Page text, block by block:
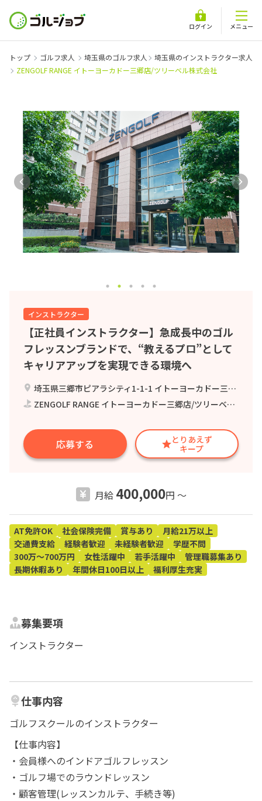
ログイン メニュー
トップ ゴルフ求人 埼玉県のゴルフ求人
埼玉県のインストラクター求人
ZENGOLF RANGE イトーヨーカドー三郷店/ツリーベル株式会社
インストラクター
【正社員インストラクター】急成長中のゴル
フレッスンブランドで、“教えるプロ”として
キャリアアップを実現できる環境へ
埼玉県三郷市ピアラシティ1-1-1 イトーヨーカドー三郷店 2F
ZENGOLF RANGE イトーヨーカドー三郷店/ツリーベル株式会社
応募する
とりあえず
キープ
月給 400,000円 〜
AT免許OK 社会保険完備 賞与あり
月給21万以上
交通費支給
経験者歓迎 未経験者歓迎
学歴不問
300万～700万円
女性活躍中 若手活躍中
管理職募集あり
長期休暇あり
年間休日100日以上 福利厚生充実
募集要項
インストラクター
仕事内容
ゴルフスクールのインストラクター
【仕事内容】
・会員様へのインドアゴルフレッスン
・ゴルフ場でのラウンドレッスン
・顧客管理(レッスンカルテ、手続き等)